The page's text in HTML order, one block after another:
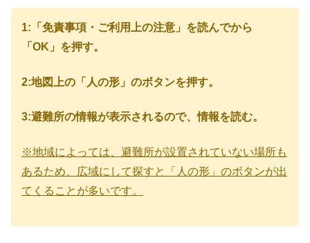
1:「免責事項・ご利用上の注意」を読んでから
「OK」を押す。
2:地図上の「人の形」のボタンを押す。
3:避難所の情報が表示されるので、情報を読む。
※地域によっては、避難所が設置されていない場所も
あるため、広域にして探すと「人の形」のボタンが出
てくることが多いです。